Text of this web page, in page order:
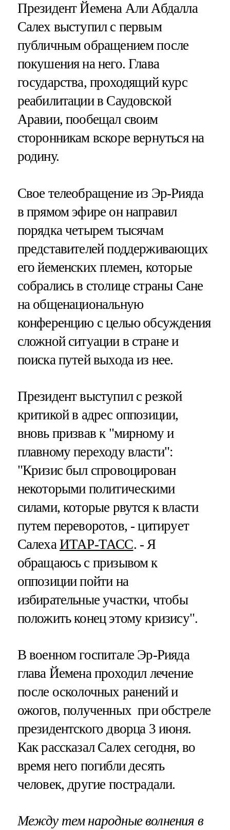
Президент Йемена Али Абдалла
Салех выступил с первым
публичным обращением после
покушения на него. Глава
государства, проходящий курс
реабилитации в Саудовской
Аравии, пообещал своим
сторонникам вскоре вернуться на
родину.
Свое телеобращение из Эр-Рияда
в прямом эфире он направил
порядка четырем тысячам
представителей поддерживающих
его йеменских племен, которые
собрались в столице страны Сане
на общенациональную
конференцию с целью обсуждения
сложной ситуации в стране и
поиска путей выхода из нее.
Президент выступил с резкой
критикой в адрес оппозиции,
вновь призвав к "мирному и
плавному переходу власти":
"Кризис был спровоцирован
некоторыми политическими
силами, которые рвутся к власти
путем переворотов, - цитирует
Салеха ИТАР-ТАСС. - Я
обращаюсь с призывом к
оппозиции пойти на
избирательные участки, чтобы
положить конец этому кризису".
В военном госпитале Эр-Рияда
глава Йемена проходил лечение
после осколочных ранений и
ожогов, полученных при обстреле
президентского дворца 3 июня.
Как рассказал Салех сегодня, во
время него погибли десять
человек, другие пострадали.
Между тем народные волнения в